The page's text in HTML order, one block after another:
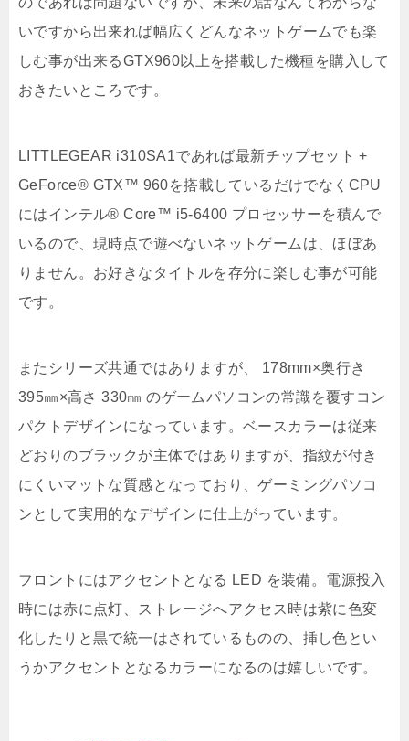
いですから出来れば幅広くどんなネットゲームでも楽
しむ事が出来るGTX960以上を搭載した機種を購入して
おきたいところです。
LITTLEGEAR i310SA1であれば最新チップセット +
GeForce® GTX™ 960を搭載しているだけでなくCPU
にはインテル® Core™ i5-6400 プロセッサーを積んで
いるので、現時点で遊べないネットゲームは、ほぼあ
りません。お好きなタイトルを存分に楽しむ事が可能
です。
またシリーズ共通ではありますが、 178mm×奥行き
395㎜×高さ 330㎜ のゲームパソコンの常識を覆すコン
パクトデザインになっています。ベースカラーは従来
どおりのブラックが主体ではありますが、指紋が付き
にくいマットな質感となっており、ゲーミングパソコ
ンとして実用的なデザインに仕上がっています。
フロントにはアクセントとなる LED を装備。電源投入
時には赤に点灯、ストレージへアクセス時は紫に色変
化したりと黒で統一はされているものの、挿し色とい
うかアクセントとなるカラーになるのは嬉しいです。